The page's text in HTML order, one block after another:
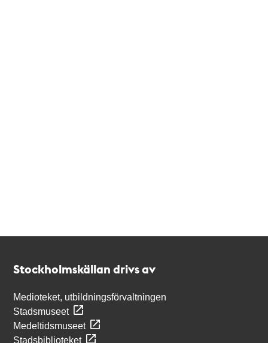
Stockholmskällan drivs av
Medioteket, utbildningsförvaltningen
Stadsmuseet
Medeltidsmuseet
Stadsbiblioteket